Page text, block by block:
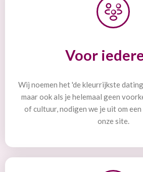
Voor
Wij noemen het 'de kleurrijkste
maar ook als je helemaal geen
of cultuur, nodigen we je uit om
onze site.